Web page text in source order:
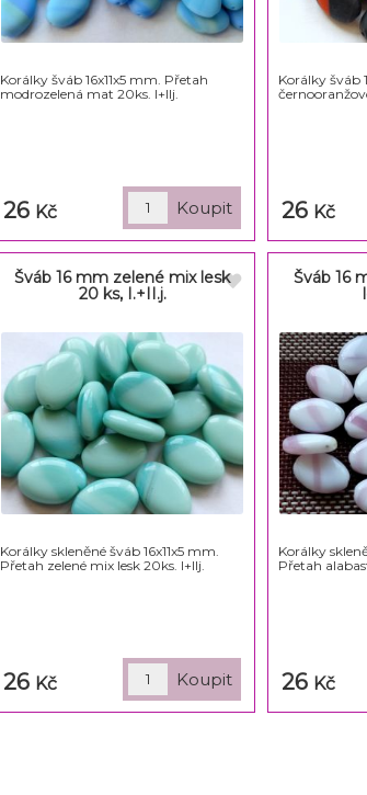
Korálky šváb 16x11x5 mm. Přetah
modrozelená mat 20ks. I+IIj.
26 Kč
Korálky šváb
26 Kč
Šváb 16 mm zelené mix lesk
20 ks, I.+II.j.
Korálky skleněné šváb 16x11x5 mm.
Přetah zelené mix lesk 20ks. I+IIj.
26 Kč
Šváb 16
Korálky
Přetah
26 Kč